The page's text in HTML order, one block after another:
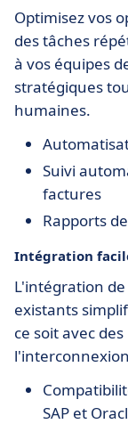
Optimisez vos
des tâches
à vos équipes
stratégiques
humaines.
Suivi
factures
Rapports
Intégration
L'intégration de
existants
ce soit avec
SAP et